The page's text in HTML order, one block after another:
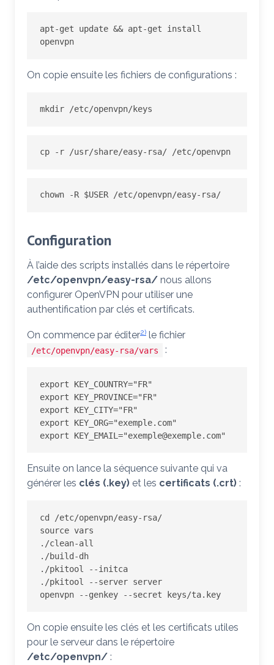
apt-get update && apt-get install
openvpn
On copie ensuite les fichiers de configurations :
mkdir /etc/openvpn/keys
cp -r /usr/share/easy-rsa/ /etc/openvpn
chown -R $USER /etc/openvpn/easy-rsa/
Configuration
À l’aide des scripts installés dans le répertoire
/etc/openvpn/easy-rsa/ nous allons
configurer OpenVPN pour utiliser une
authentification par clés et certificats.
On commence par éditer2) le fichier
/etc/openvpn/easy-rsa/vars :
export KEY_COUNTRY="FR"
export
KEY_PROVINCE="FR"
export
KEY_CITY="FR"
export
KEY_ORG="exemple.com"
export
KEY_EMAIL ="exemple@exemple.com"
Ensuite on lance la séquence suivante qui va
générer les clés (.key) et les certificats (.crt) :
cd /etc/openvpn/easy-rsa/
source vars
./clean-all
./build-dh
./pkitool --initca
./pkitool --server server
openvpn --genkey --secret keys/ta.key
On copie ensuite les clés et les certificats utiles
pour le serveur dans le répertoire
/etc/openvpn/ :